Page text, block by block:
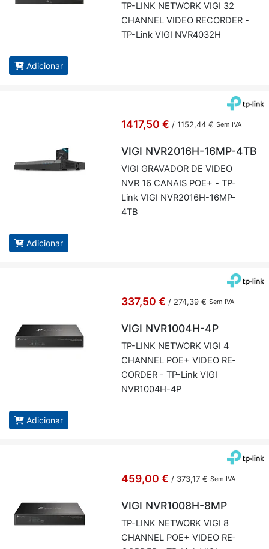
TP-LINK NETWORK VIGI 32
CHANNEL VIDEO RE­CORDER -
TP-Link VIGI NVR4032H
Adicionar
1417,50 € / 1152,44 € Sem IVA
VIGI NVR2016H-16MP-4TB
VIGI GRA­VADOR DE VIDEO
NVR 16 CA­NAIS POE+ - TP-
Link VIGI NVR2016H-16MP-
4TB
Adicionar
337,50 € / 274,39 € Sem IVA
VIGI NVR1004H-4P
TP-LINK NETWORK VIGI 4
CHANNEL POE+ VIDEO RE­
CORDER - TP-Link VIGI
NVR1004H-4P
Adicionar
459,00 € / 373,17 € Sem IVA
VIGI NVR1008H-8MP
TP-LINK NETWORK VIGI 8
CHANNEL POE+ VIDEO RE­